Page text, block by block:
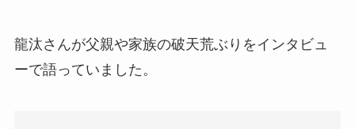
龍汰さんが父親や家族の破天荒ぶりをインタビュ
ーで語っていました。